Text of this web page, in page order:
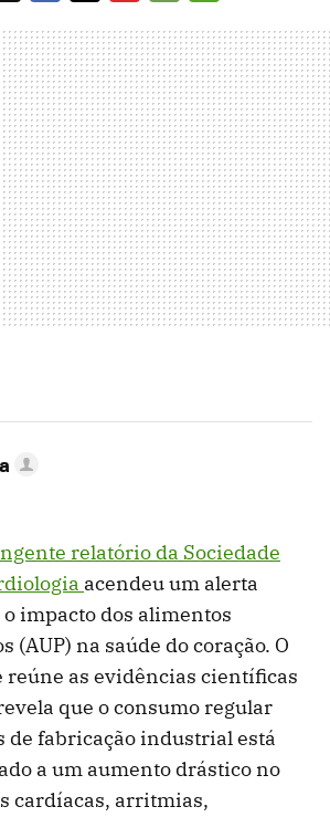
MAIL
relatório da Sociedade
acendeu um alerta
impacto dos alimentos
(AUP) na saúde do coração. O
reúne as evidências científicas
que o consumo regular
de fabricação industrial está
a um aumento drástico no
cardíacas, arritmias,